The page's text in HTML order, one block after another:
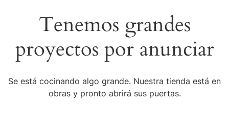
Tenemos grandes
proyectos por anunciar
Se está cocinando algo grande. Nuestra tienda está en
obras y pronto abrirá sus puertas.